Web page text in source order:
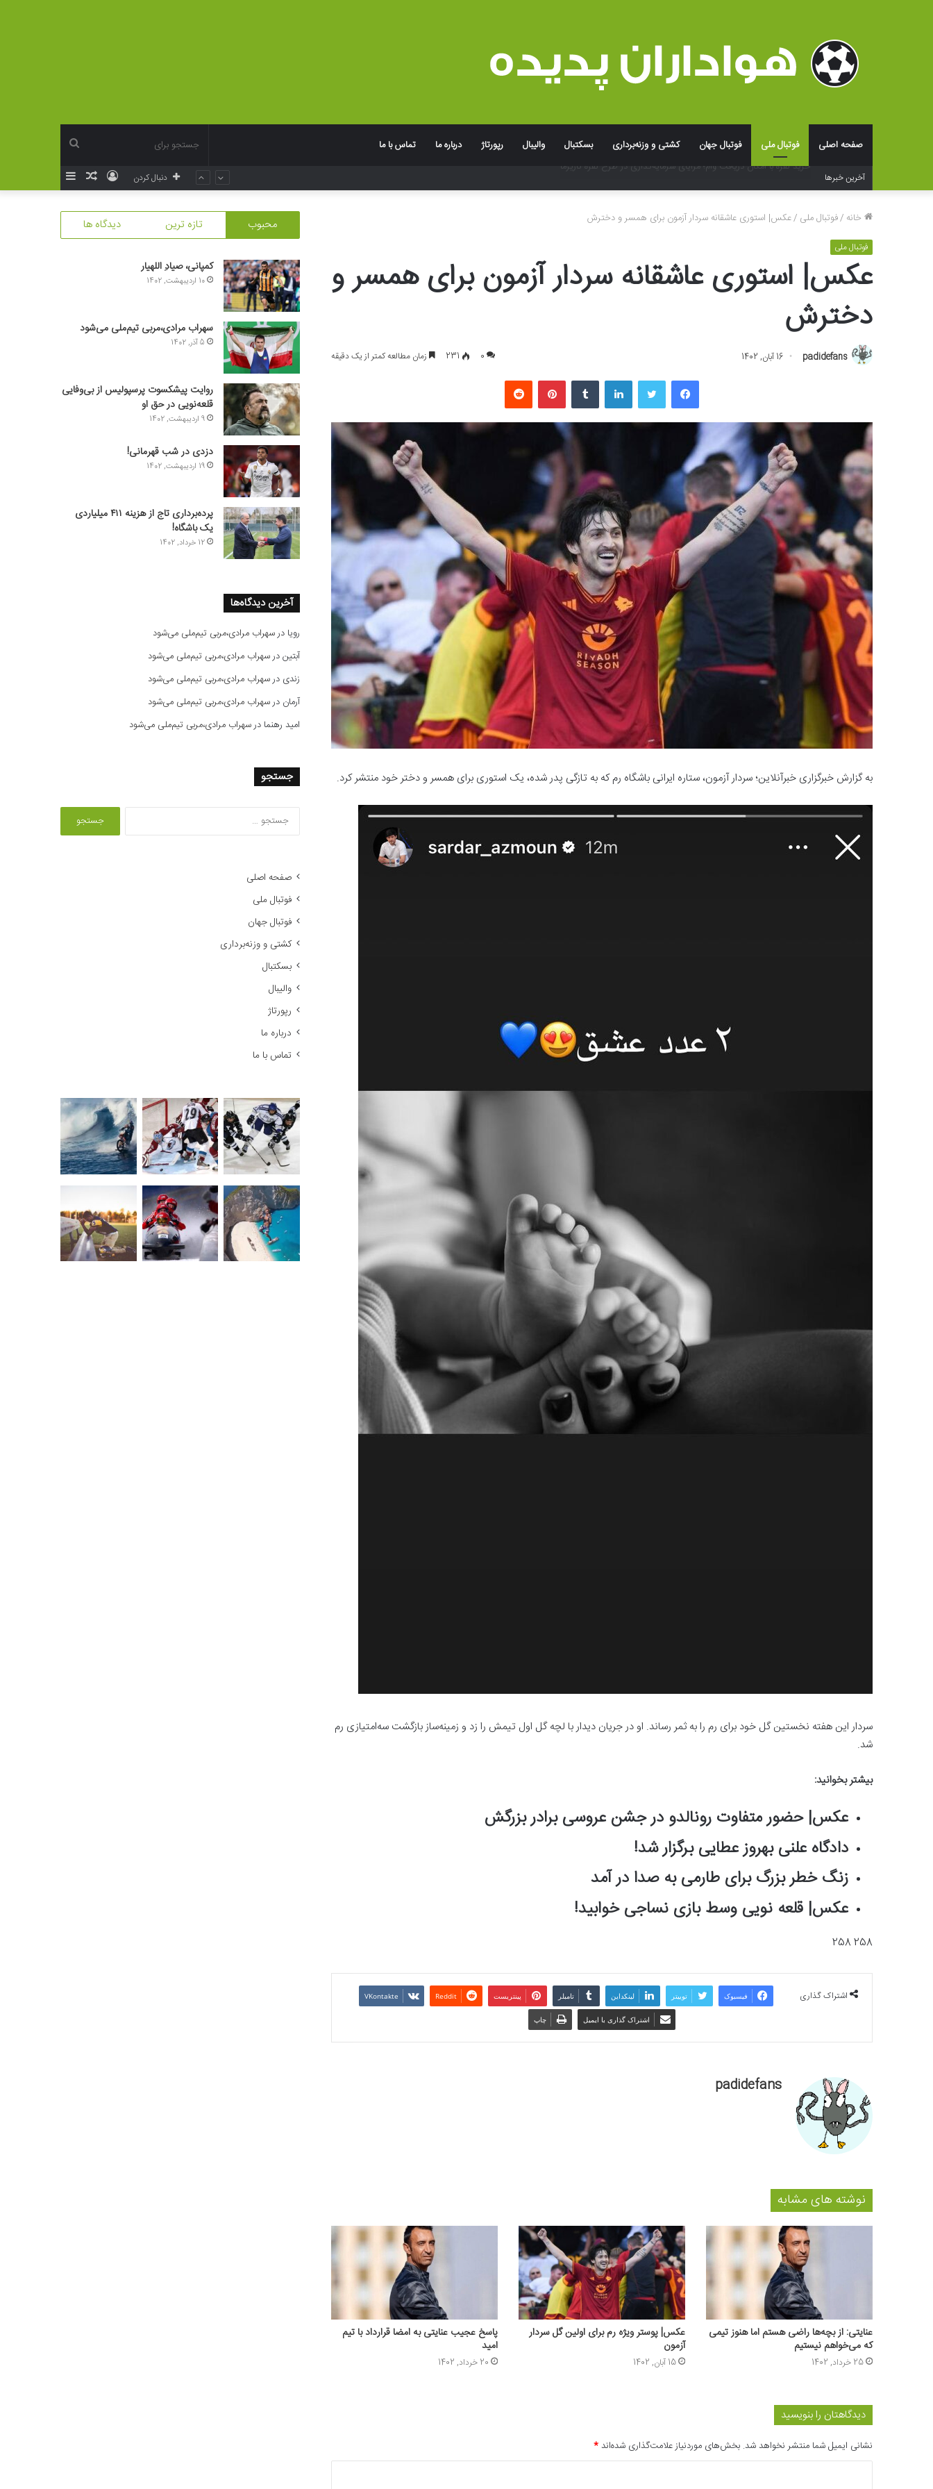
صفحه اصلی فوتبال ملی فوتبال جهان کشتی و وزنه‌برداری بسکتبال والیبال رپورتاژ درباره ما تماس با ما
برای آخرین خبرها
نوشته
ورود دنبال کردن
خانه /فوتبال ملی /عکس‌| استوری عاشقانه سردار آزمون برای همسر و دخترش
فوتبال ملی
عکس‌| استوری عاشقانه سردار آزمون برای همسر و
دخترش
padidefans 16 آبان, 1402 0
231 زمان مطالعه کمتر از یک دقیقه
فیسبوک لینکداین پینتریست
به گزارش خبرگزاری خبرآنلاین؛ سردار آزمون، ستاره ایرانی باشگاه رم که به تازگی پدر شده، یک استوری برای همسر و دختر خود منتشر کرد.
سردار این هفته نخستین گل خود برای رم را به ثمر رساند. او در جریان دیدار با لچه گل اول تیمش را زد و زمینه‌ساز بازگشت سه‌امتیازی رم
شد.
بیشتر بخوانید:
عکس‌| حضور متفاوت رونالدو در جشن عروسی برادر بزرگش
دادگاه علنی بهروز عطایی برگزار شد!
زنگ خطر بزرگ برای طارمی به صدا در آمد
عکس| قلعه نویی وسط بازی نساجی خوابید!
258 258
اشتراک گذاری فیسبوک توییتر لینکداین تامبلر پینتریست Reddit
VKontakte
اشتراک گذاری با ایمیل چاپ
padidefans
نوشته های مشابه
عنایتی: از بچه‌ها راضی هستم اما هنوز تیمی
که می‌خواهم نیستیم
25 خرداد, 1402
عکس‌| پوستر ویژه رم برای اولین گل سردار
آزمون
15 آبان, 1402
پاسخ عجیب عنایتی به امضا قرارداد با تیم
امید
20 خرداد, 1402
دیدگاهتان را بنویسید
نشانی ایمیل شما منتشر نخواهد شد. بخش‌های موردنیاز علامت‌گذاری شده‌اند*
محبوب تازه ترین دیدگاه ها
کمپانی، صیادِ اللهیار
10 اردیبهشت, 1402
سهراب مرادی،مربی تیم‌ملی می‌شود
5 آذر, 1402
روایت پیشکسوت پرسپولیس از بی‌وفایی
قلعه‌نویی در حق او
9 اردیبهشت, 1402
دزدی در شب قهرمانی!
19 اردیبهشت, 1402
پرده‌برداری تاج از هزینه ۴۱۱ میلیاردی
یک باشگاه!
12 خرداد, 1402
آخرین دیدگاه‌ها
رویا درسهراب مرادی،مربی تیم‌ملی می‌شود
آبتیندرسهراب مرادی،مربی تیم‌ملی می‌شود
زندی درسهراب مرادی،مربی تیم‌ملی می‌شود
آرمان درسهراب مرادی،مربی تیم‌ملی می‌شود
امید رهنما درسهراب مرادی،مربی تیم‌ملی می‌شود
جستجو
صفحه اصلی
فوتبال ملی
فوتبال جهان
کشتی و وزنه‌برداری
بسکتبال
والیبال
رپورتاژ
درباره ما
تماس با ما